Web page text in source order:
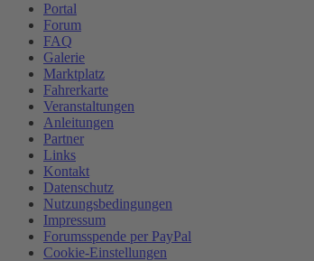
Portal
Forum
FAQ
Galerie
Marktplatz
Fahrerkarte
Veranstaltungen
Anleitungen
Partner
Links
Kontakt
Datenschutz
Nutzungsbedingungen
Impressum
Forumsspende per PayPal
Cookie-Einstellungen